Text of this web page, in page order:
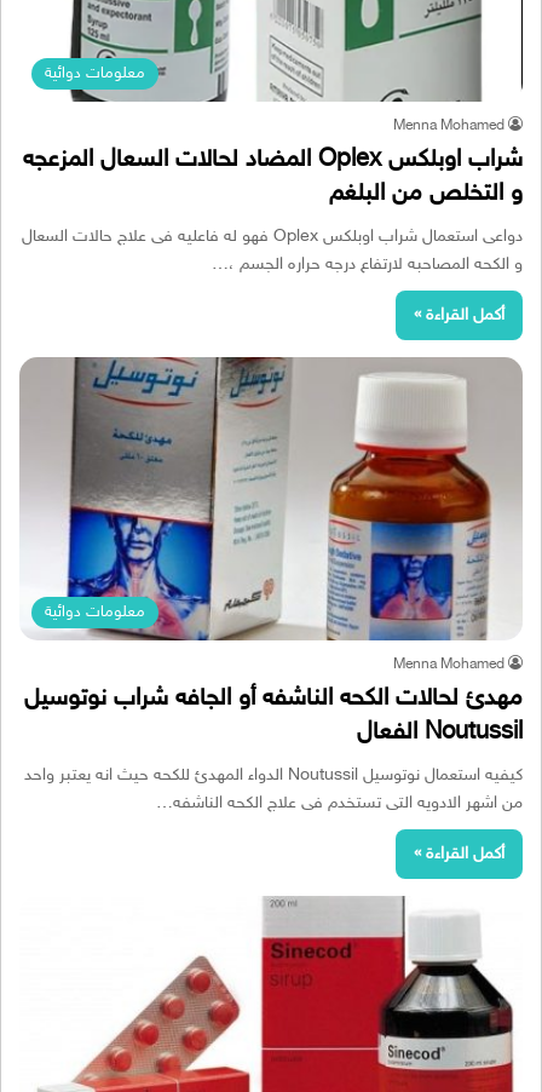
معلومات دوائية
Menna Mohamed
شراب اوبلكس Oplex المضاد لحالات السعال المزعجه
و التخلص من البلغم
دواعى استعمال شراب اوبلكس Oplex فهو له فاعليه فى علاج حالات السعال
و الكحه المصاحبه لارتفاع درجه حراره الجسم ،…
أكمل القراءة »
معلومات دوائية
Menna Mohamed
مهدئ لحالات الكحه الناشفه أو الجافه شراب نوتوسيل
Noutussil الفعال
كيفيه استعمال نوتوسيل Noutussil الدواء المهدئ للكحه حيث انه يعتبر واحد
من اشهر الادويه التى تستخدم فى علاج الكحه الناشفه…
أكمل القراءة »